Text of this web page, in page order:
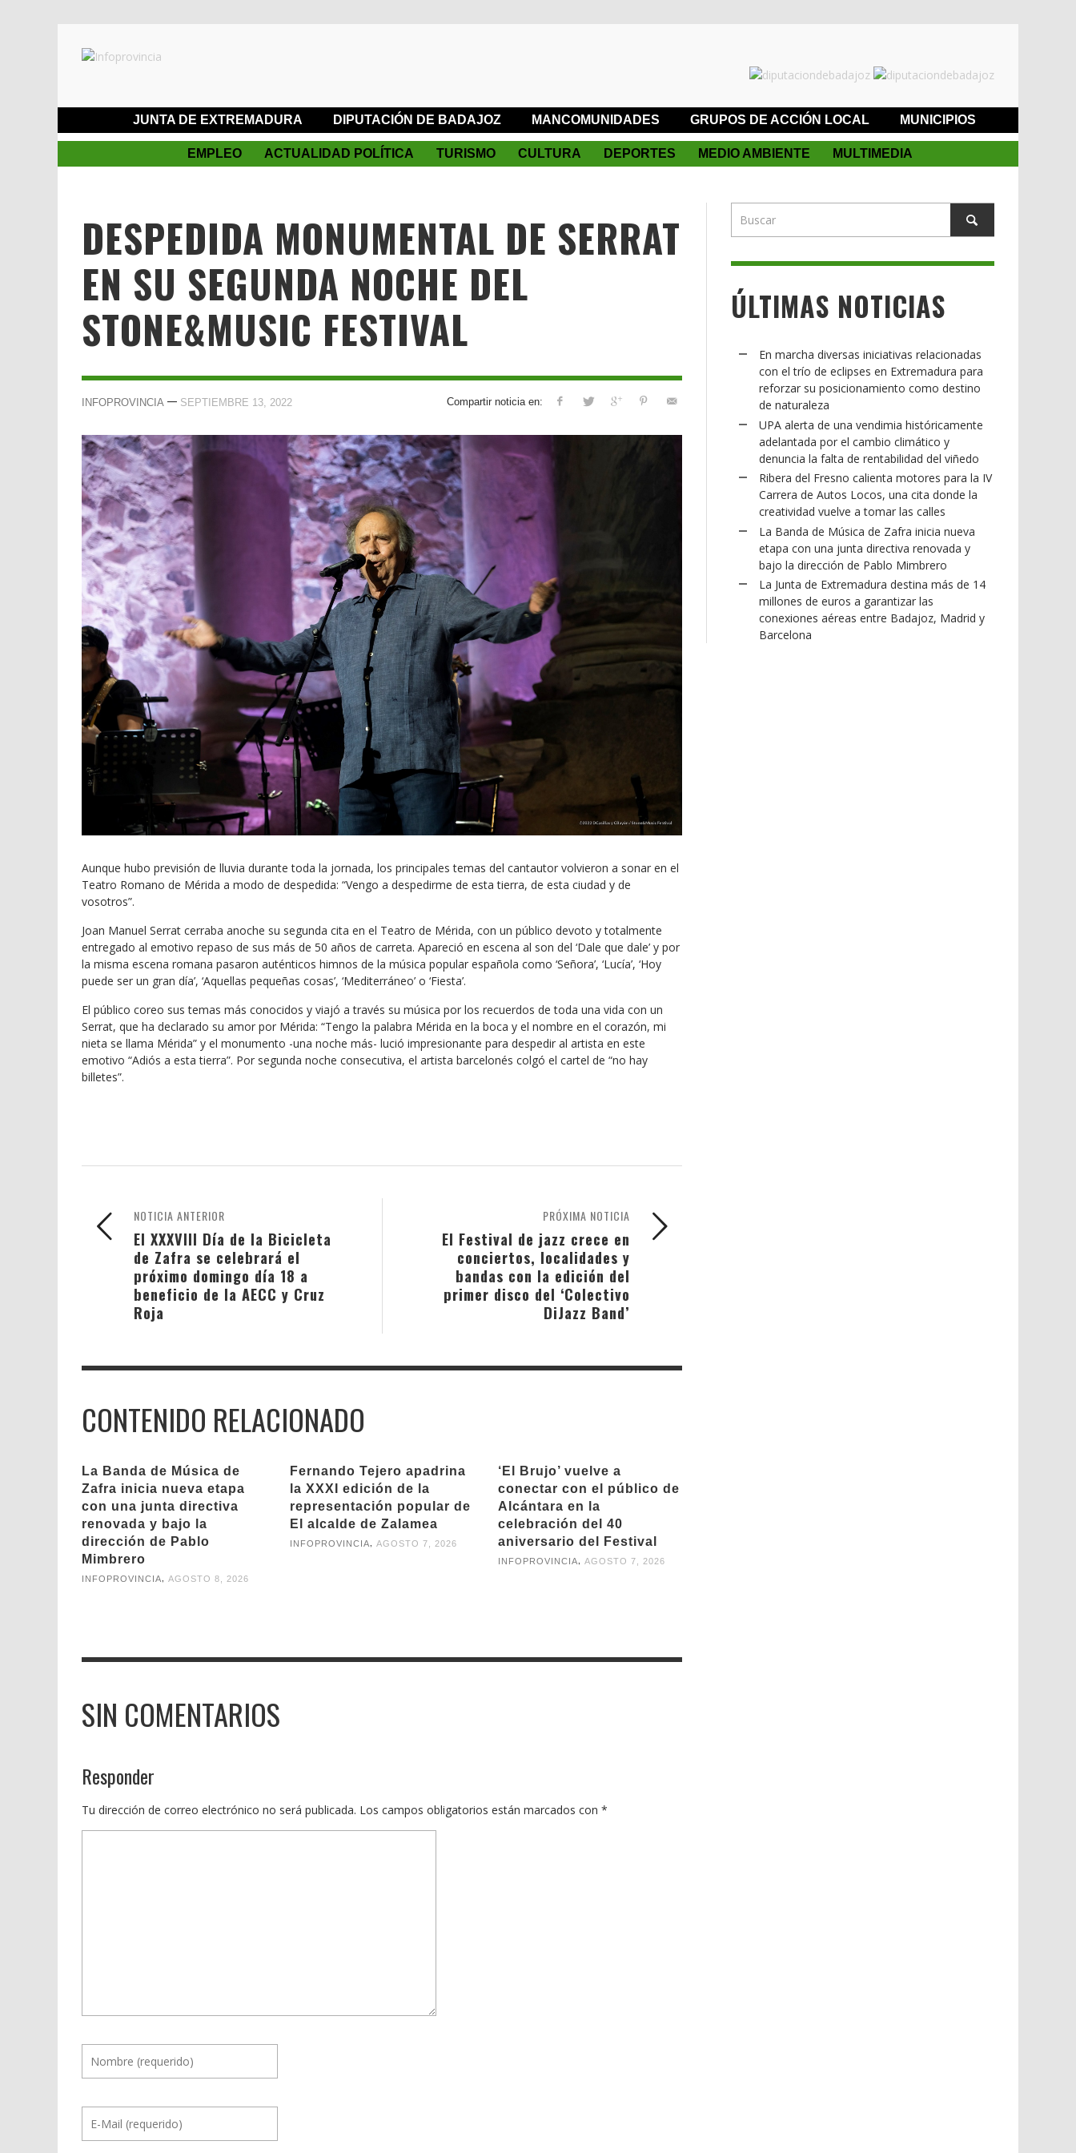
JUNTA DE EXTREMADURA DIPUTACIÓN DE BADAJOZ MANCOMUNIDADES GRUPOS DE ACCIÓN LOCAL MUNICIPIOS
EMPLEO ACTUALIDAD POLÍTICA TURISMO CULTURA DEPORTES MEDIO AMBIENTE MULTIMEDIA
DESPEDIDA MONUMENTAL DE SERRAT
EN SU SEGUNDA NOCHE DEL
STONE&MUSIC FESTIVAL
Compartir noticia en:
INFOPROVINCIA — SEPTIEMBRE 13, 2022
Aunque hubo previsión de lluvia durante toda la jornada, los principales temas del cantautor volvieron a sonar en el
Teatro Romano de Mérida a modo de despedida: “Vengo a despedirme de esta tierra, de esta ciudad y de
vosotros”.
Joan Manuel Serrat cerraba anoche su segunda cita en el Teatro de Mérida, con un público devoto y totalmente
entregado al emotivo repaso de sus más de 50 años de carreta. Apareció en escena al son del ‘Dale que dale’ y por
la misma escena romana pasaron auténticos himnos de la música popular española como ‘Señora’, ‘Lucía’, ‘Hoy
puede ser un gran día’, ‘Aquellas pequeñas cosas’, ‘Mediterráneo’ o ‘Fiesta’.
El público coreo sus temas más conocidos y viajó a través su música por los recuerdos de toda una vida con un
Serrat, que ha declarado su amor por Mérida: “Tengo la palabra Mérida en la boca y el nombre en el corazón, mi
nieta se llama Mérida” y el monumento -una noche más- lució impresionante para despedir al artista en este
emotivo “Adiós a esta tierra”. Por segunda noche consecutiva, el artista barcelonés colgó el cartel de “no hay
billetes”.
PRÓXIMA NOTICIA
El Festival de jazz crece en
conciertos, localidades y
bandas con la edición del
primer disco del ‘Colectivo
DiJazz Band’
NOTICIA ANTERIOR
El XXXVIII Día de la Bicicleta
de Zafra se celebrará el
próximo domingo día 18 a
beneficio de la AECC y Cruz
Roja
CONTENIDO RELACIONADO
La Banda de Música de
Zafra inicia nueva etapa
con una junta directiva
renovada y bajo la
dirección de Pablo
Mimbrero
INFOPROVINCIA AGOSTO 8, 2026
Fernando Tejero apadrina
la XXXI edición de la
representación popular de
El alcalde de Zalamea
INFOPROVINCIA AGOSTO 7, 2026
‘El Brujo’ vuelve a
conectar con el público de
Alcántara en la
celebración del 40
aniversario del Festival
INFOPROVINCIA AGOSTO 7, 2026
SIN COMENTARIOS
Responder
Tu dirección de correo electrónico no será publicada. Los campos obligatorios están marcados con *
ÚLTIMAS NOTICIAS
En marcha diversas iniciativas relacionadas
con el trío de eclipses en Extremadura para
reforzar su posicionamiento como destino
de naturaleza
UPA alerta de una vendimia históricamente
adelantada por el cambio climático y
denuncia la falta de rentabilidad del viñedo
Ribera del Fresno calienta motores para la IV
Carrera de Autos Locos, una cita donde la
creatividad vuelve a tomar las calles
La Banda de Música de Zafra inicia nueva
etapa con una junta directiva renovada y
bajo la dirección de Pablo Mimbrero
La Junta de Extremadura destina más de 14
millones de euros a garantizar las
conexiones aéreas entre Badajoz, Madrid y
Barcelona